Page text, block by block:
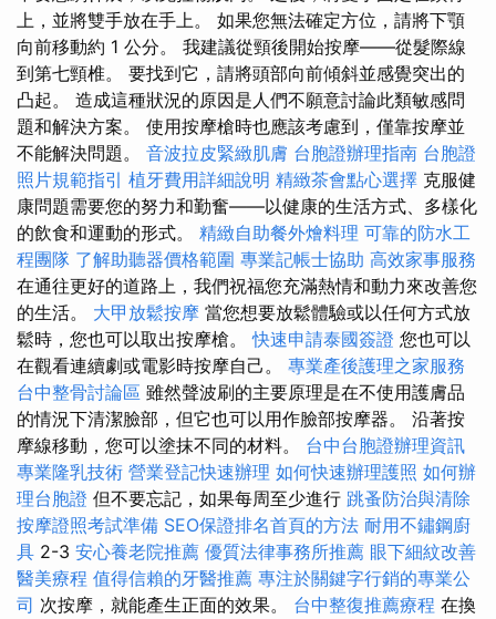
上，並將雙手放在手上。 如果您無法確定方位，請將下顎
向前移動約 1 公分。 我建議從頸後開始按摩——從髮際線
到第七頸椎。 要找到它，請將頭部向前傾斜並感覺突出的
凸起。 造成這種狀況的原因是人們不願意討論此類敏感問
題和解決方案。 使用按摩槍時也應該考慮到，僅靠按摩並
不能解決問題。 音波拉皮緊緻肌膚 台胞證辦理指南 台胞證
照片規範指引 植牙費用詳細說明 精緻茶會點心選擇 克服健
康問題需要您的努力和勤奮——以健康的生活方式、多樣化
的飲食和運動的形式。 精緻自助餐外燴料理 可靠的防水工
程團隊 了解助聽器價格範圍 專業記帳士協助 高效家事服務
在通往更好的道路上，我們祝福您充滿熱情和動力來改善您
的生活。 大甲放鬆按摩 當您想要放鬆體驗或以任何方式放
鬆時，您也可以取出按摩槍。快速申請泰國簽證 您也可以
在觀看連續劇或電影時按摩自己。 專業產後護理之家服務
台中整骨討論區 雖然聲波刷的主要原理是在不使用護膚品
的情況下清潔臉部，但它也可以用作臉部按摩器。 沿著按
摩線移動，您可以塗抹不同的材料。 台中台胞證辦理資訊
專業隆乳技術 營業登記快速辦理 如何快速辦理護照 如何辦
理台胞證 但不要忘記，如果每周至少進行 跳蚤防治與清除
按摩證照考試準備 SEO保證排名首頁的方法 耐用不鏽鋼廚
具 2-3 安心養老院推薦 優質法律事務所推薦 眼下細紋改善
醫美療程 值得信賴的牙醫推薦 專注於關鍵字行銷的專業公
司 次按摩，就能產生正面的效果。 台中整復推薦療程 在換